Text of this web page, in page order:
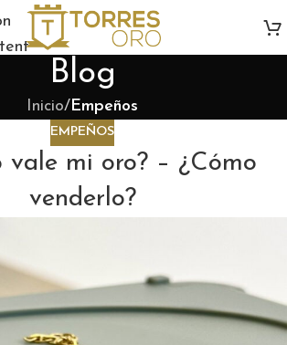
Blog
Inicio/Empeños
EMPEÑOS
vale mi oro? – ¿Cómo
venderlo?